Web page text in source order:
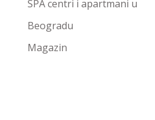
SPA centri i apartmani u
Beogradu
Magazin